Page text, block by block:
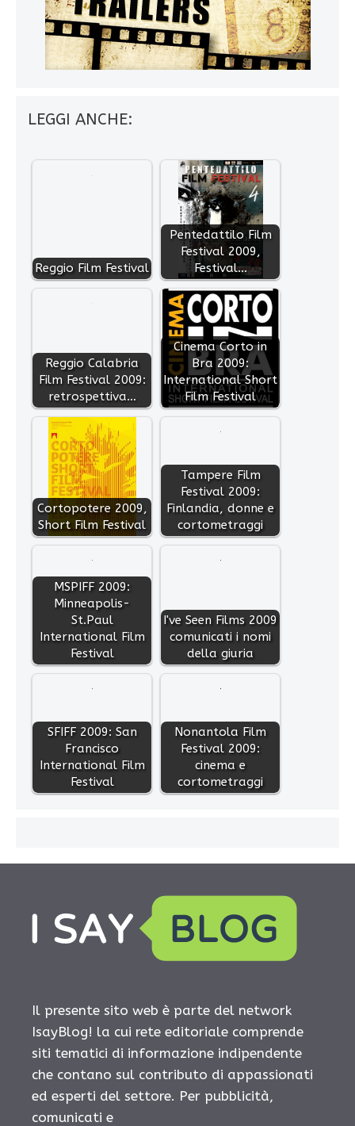
LEGGI ANCHE:
Reggio Film Festival
Pentedattilo Film
Festival 2009,
Festival…
Reggio Calabria
Film Festival 2009:
retrospettiva…
Cinema Corto in
Bra 2009:
International Short
Film Festival
Cortopotere 2009,
Short Film Festival
Tampere Film
Festival 2009:
Finlandia, donne e
cortometraggi
MSPIFF 2009:
Minneapolis-
St.Paul
International Film
Festival
I've Seen Films 2009
comunicati i nomi
della giuria
SFIFF 2009: San
Francisco
International Film
Festival
Nonantola Film
Festival 2009:
cinema e
cortometraggi
Il presente sito web è parte del network
IsayBlog! la cui rete editoriale comprende
siti tematici di informazione indipendente
che contano sul contributo di appassionati
ed esperti del settore. Per pubblicità,
comunicati e